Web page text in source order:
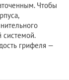
Чтобы
системой.
грифеля —